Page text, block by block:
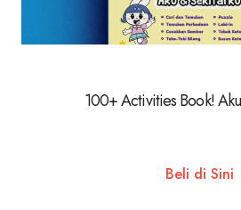
100+ Activities Book!
Beli di Sini